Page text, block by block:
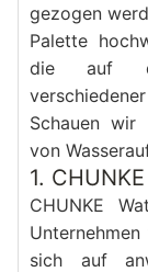
gezogen
Palette
die auf
Schauen wir
von
1.
CHUNKE
sich auf